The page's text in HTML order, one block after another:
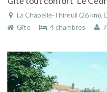
La Chapelle-Thireuil (26 km), Deux-
Gîte
4 chambres